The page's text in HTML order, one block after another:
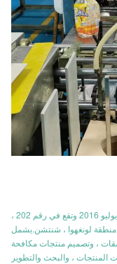
تأسست Shenzhen Industrial Co.، Ltd. في 6 يوليو 2016 وتقع في رقم 202 ،
لونغهوا ، شنتشن.يشمل
، وتصميم منتجات مكافحة
المنتجات ، والبحث والتطوير